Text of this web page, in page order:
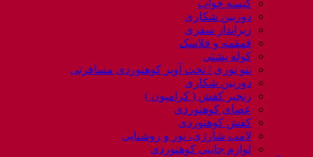
کیسه خواب
دوربین شکاری
زیرانداز سفری
قمقمه و فلاسک
کوله پشتی
ننو توری / تخت آویز کوهنوردی مسافرتی
دوربین شکاری
زنجیر کفش ( کرامپون )
عصای کوهنوردی
کفش کوهنوردی
لامپ شارژی، نور و روشنایی
لوازم جانبی کوهنوردی